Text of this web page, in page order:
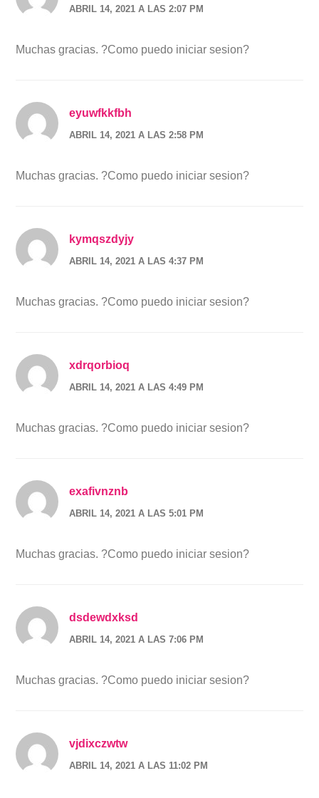
ABRIL 14, 2021 A LAS 2:07 PM
Muchas gracias. ?Como puedo iniciar sesion?
eyuwfkkfbh
ABRIL 14, 2021 A LAS 2:58 PM
Muchas gracias. ?Como puedo iniciar sesion?
kymqszdyjy
ABRIL 14, 2021 A LAS 4:37 PM
Muchas gracias. ?Como puedo iniciar sesion?
xdrqorbioq
ABRIL 14, 2021 A LAS 4:49 PM
Muchas gracias. ?Como puedo iniciar sesion?
exafivnznb
ABRIL 14, 2021 A LAS 5:01 PM
Muchas gracias. ?Como puedo iniciar sesion?
dsdewdxksd
ABRIL 14, 2021 A LAS 7:06 PM
Muchas gracias. ?Como puedo iniciar sesion?
vjdixczwtw
ABRIL 14, 2021 A LAS 11:02 PM